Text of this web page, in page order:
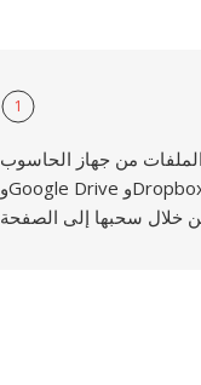
1
من جهاز الحاسوب
وGoogle Drive وDropbox، ورابط URL أو